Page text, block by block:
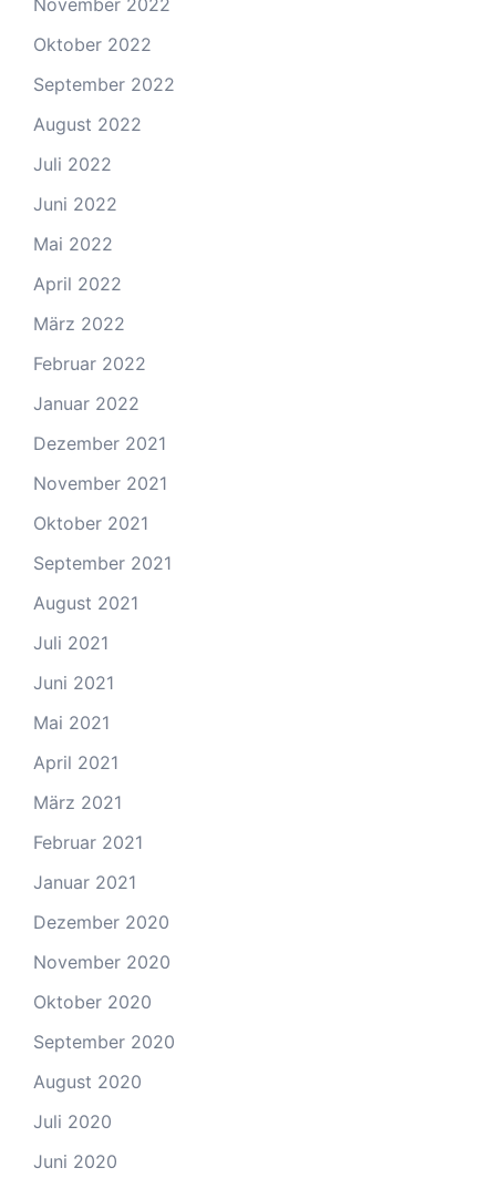
November 2022
Oktober 2022
September 2022
August 2022
Juli 2022
Juni 2022
Mai 2022
April 2022
März 2022
Februar 2022
Januar 2022
Dezember 2021
November 2021
Oktober 2021
September 2021
August 2021
Juli 2021
Juni 2021
Mai 2021
April 2021
März 2021
Februar 2021
Januar 2021
Dezember 2020
November 2020
Oktober 2020
September 2020
August 2020
Juli 2020
Juni 2020